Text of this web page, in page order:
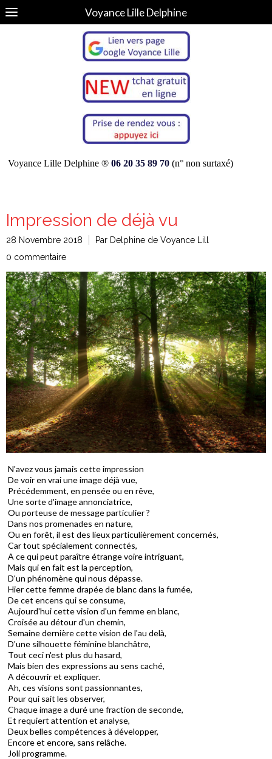
Voyance Lille Delphine
Voyance Lille Delphine ® 06 20 35 89 70 (n° non surtaxé)
Impression de déjà vu
28 Novembre 2018
Par Delphine de Voyance Lill
0 commentaire
N'avez vous jamais cette impression
De voir en vrai une image déjà vue,
Précédemment, en pensée ou en rêve,
Une sorte d'image annonciatrice,
Ou porteuse de message particulier ?
Dans nos promenades en nature,
Ou en forêt, il est des lieux particulièrement concernés,
Car tout spécialement connectés,
A ce qui peut paraître étrange voire intriguant,
Mais qui en fait est la perception,
D'un phénomène qui nous dépasse.
Hier cette femme drapée de blanc dans la fumée,
De cet encens qui se consume,
Aujourd'hui cette vision d'un femme en blanc,
Croisée au détour d'un chemin,
Semaine dernière cette vision de l'au delà,
D'une silhouette féminine blanchâtre,
Tout ceci n'est plus du hasard,
Mais bien des expressions au sens caché,
A découvrir et expliquer.
Ah, ces visions sont passionnantes,
Pour qui sait les observer,
Chaque image a duré une fraction de seconde,
Et requiert attention et analyse,
Deux belles compétences à développer,
Encore et encore, sans relâche.
Joli programme.